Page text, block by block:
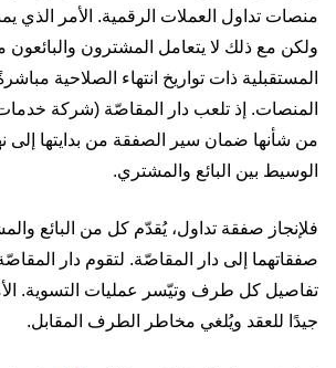
منصات تداول العملات الرقمية. الأمر الذي
ولكن مع ذلك لا يتعامل المشترون والبائعون
المستقبلية ذات تواريخ انتهاء الصلاحية
المنصات. إذ تلعب دار المقاصّة (شركة
من شأنها ضمان سير الصفقة من بدايتها إلى
الوسيط بين البائع والمشتري.
فلإنجاز صفقة تداول، يُقدّم كل من البائع
صفقاتهما إلى دار المقاصّة. لتقوم دار
تفاصيل كل طرف وتيّسر عمليات التسوية.
جيدًا للعقد ويُلغي مخاطر الطرف المقابل.